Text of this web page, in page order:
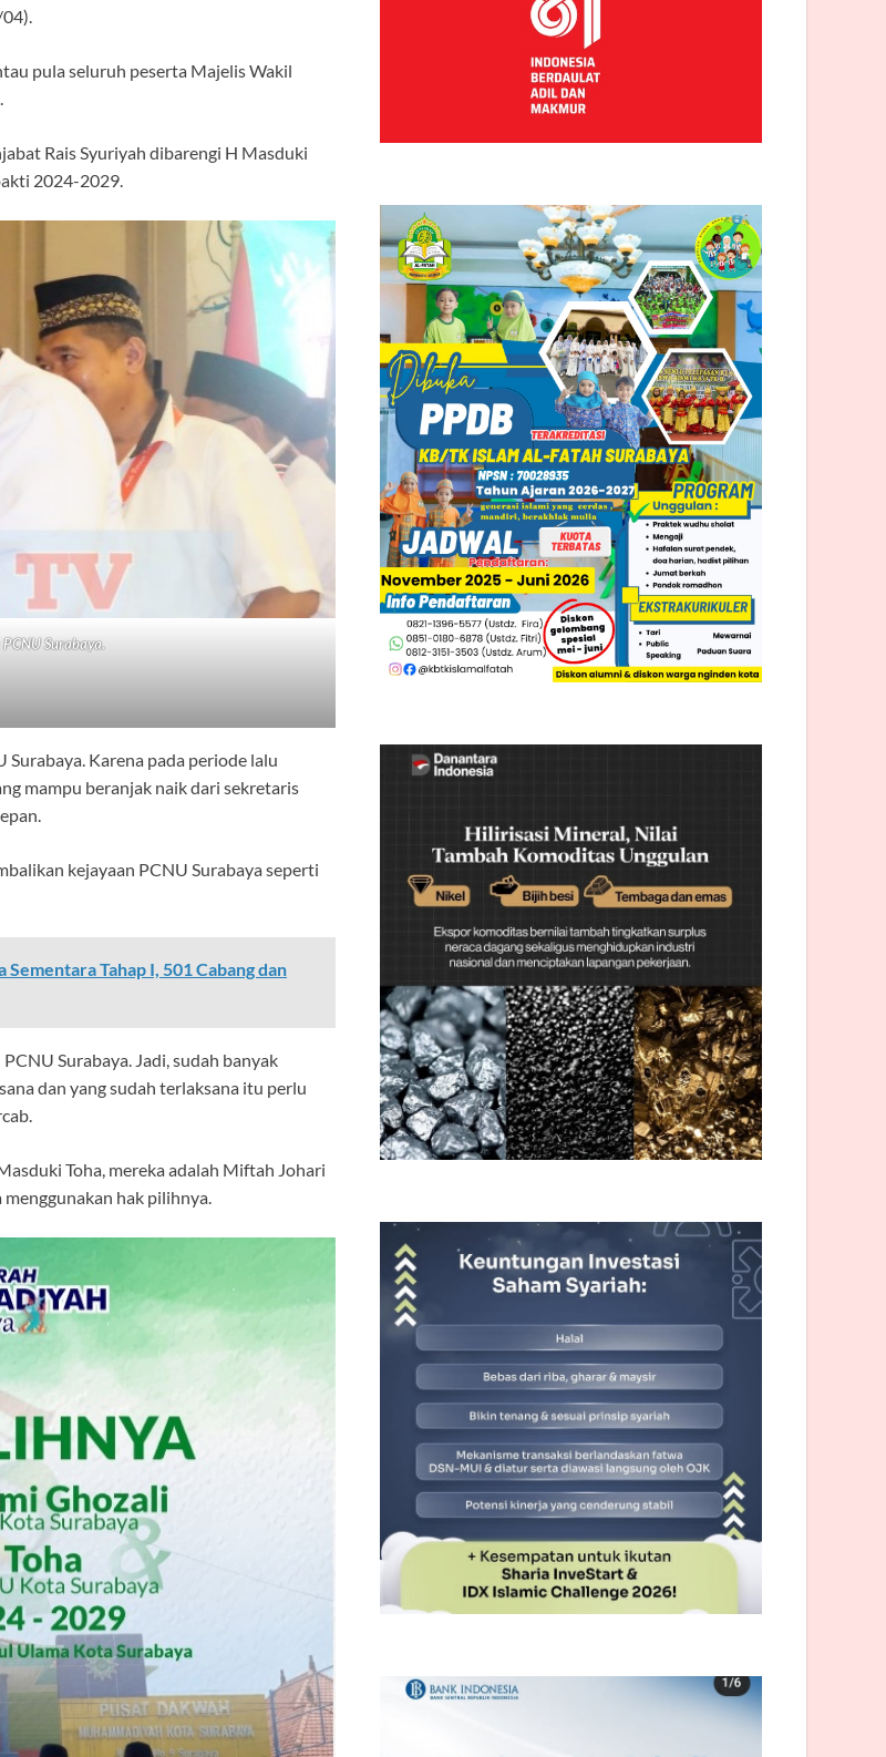
pula seluruh peserta Majelis Wakil
Rais Syuriyah dibarengi H Masduki
2024-2029.
Surabaya.
Karena pada periode lalu
mampu beranjak naik dari sekretaris
kejayaan PCNU Surabaya seperti
Tahap I, 501 Cabang dan
Surabaya. Jadi, sudah banyak
dan yang sudah terlaksana itu perlu
Toha, mereka adalah Miftah Johari
menggunakan hak pilihnya.